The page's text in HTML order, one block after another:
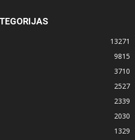
13271
9815
3710
2527
2339
2030
1329